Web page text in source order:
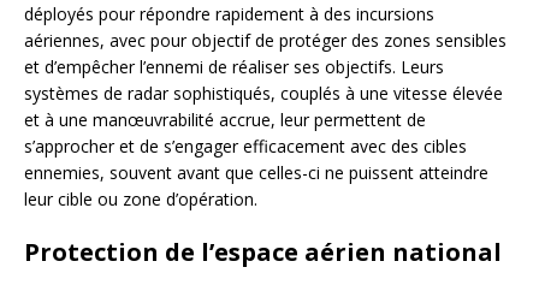
déployés pour répondre rapidement à des incursions
aériennes, avec pour objectif de protéger des zones sensibles
et d’empêcher l’ennemi de réaliser ses objectifs. Leurs
systèmes de radar sophistiqués, couplés à une vitesse élevée
et à une manœuvrabilité accrue, leur permettent de
s’approcher et de s’engager efficacement avec des cibles
ennemies, souvent avant que celles-ci ne puissent atteindre
leur cible ou zone d’opération.
Protection de l’espace aérien national